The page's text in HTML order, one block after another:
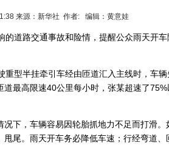
来源：新华社 作者: 编辑：黄意娃
道路交通事故和险情，提醒公众雨天开
型半挂牵引车经由匝道汇入主线时，车
最高限速40公里每小时，张某超速了
下，车辆容易因轮胎抓地力不足而打滑
尾。雨天开车务必降低车速；行经弯道